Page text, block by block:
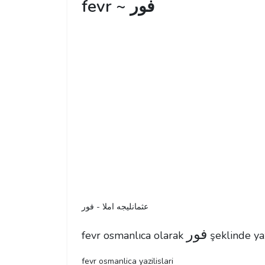
fevr ~ فور
عثمانليجه املا - فور
fevr osmanlıca olarak فور şeklinde
fevr osmanlica yazilislari